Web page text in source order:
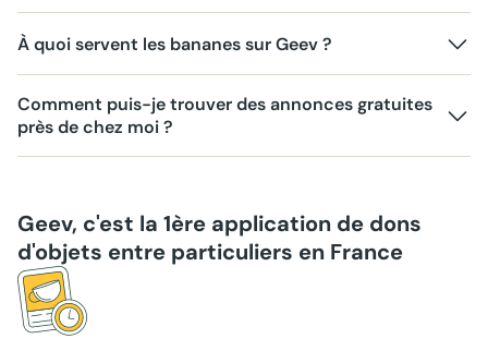
À quoi servent les bananes sur Geev ?
Comment puis-je trouver des annonces gratuites
près de chez moi ?
Geev, c'est la 1ère application de dons
d'objets entre particuliers en France